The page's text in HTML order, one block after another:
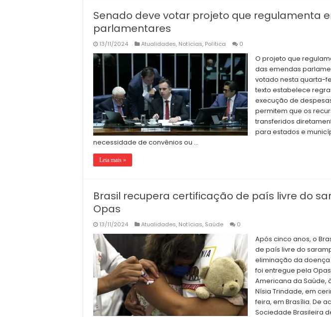
Senado deve votar projeto que regulamenta
parlamentares
13/11/2024 Atualidades, Notícias, Política 0
O projeto que
das emendas
votado nesta quarta-
texto estabelece
execução de
permitem que os
transferidos
para estados e
necessidade de convênios ou …
Leia mais »
Brasil recupera certificação de país livre do
Opas
13/11/2024 Atualidades, Notícias, Saúde 0
Após cinco anos, o
de país livre do
eliminação da
foi entregue pela
Americana da Saúde,
Nísia Trindade, em
feira, em Brasília. De
Sociedade Brasileira